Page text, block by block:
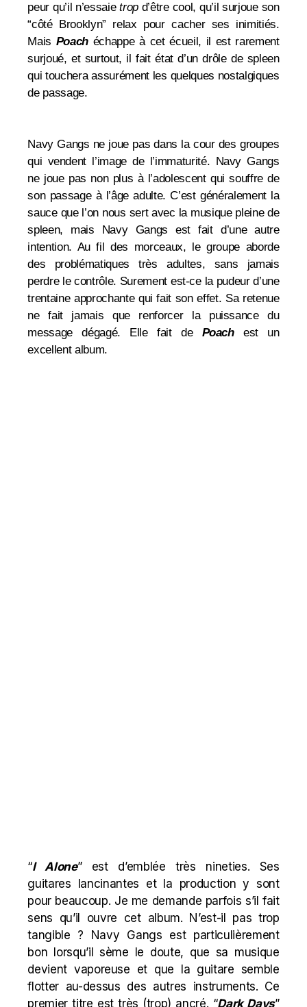
peur qu’il n’essaietropd’être cool, qu’il surjoue son
“côté Brooklyn” relax pour cacher ses inimitiés.
Mais Poach échappe à cet écueil, il est rarement
surjoué, et surtout, il fait état d’un drôle de spleen
qui touchera assurément les quelques nostalgiques
de passage.
Navy Gangs ne joue pas dans la cour des groupes
qui vendent l’image de l’immaturité. Navy Gangs
ne joue pas non plus à l’adolescent qui souffre de
son passage à l’âge adulte. C’est généralement la
sauce que l’on nous sert avec la musique pleine de
spleen, mais Navy Gangs est fait d’une autre
intention. Au fil des morceaux, le groupe aborde
des problématiques très adultes, sans jamais
perdre le contrôle. Surement est-ce la pudeur d’une
trentaine approchante qui fait son effet. Sa retenue
ne fait jamais que renforcer la puissance du
message dégagé. Elle fait de Poachest un
excellent album.
“I Alone” est d’emblée très nineties. Ses
guitares lancinantes et la production y sont
pour beaucoup. Je me demande parfois s’il fait
sens qu’il ouvre cet album. N’est-il pas trop
tangible ? Navy Gangs est particulièrement
bon lorsqu’il sème le doute, que sa musique
devient vaporeuse et que la guitare semble
flotter au-dessus des autres instruments. Ce
premier titre est très (trop) ancré. “Dark Days”